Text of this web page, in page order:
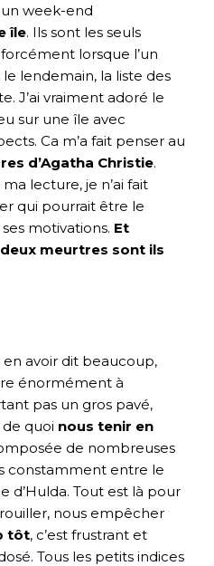
week-end
île. Ils sont les seuls
lorsque l’un
lendemain, la liste des
J’ai vraiment adoré le
sur une île avec
Ca m’a fait penser au
d’Agatha Christie.
lecture, je n’ai fait
qui pourrait être le
motivations. Et
meurtres sont ils
en avoir dit beaucoup,
énormément à
pas un gros pavé,
quoi nous tenir en
de nombreuses
constamment entre le
d’Hulda. Tout est là pour
nous empêcher
tôt, c’est frustrant et
Tous les petits indices